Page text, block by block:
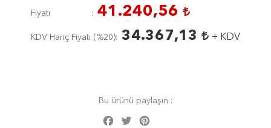
Fiyatı 41.240,56
KDV Hariç Fiyatı ( %20 ) 34.367,13 + KDV
Bu ürünü paylaşın :
Facebook
Twitter